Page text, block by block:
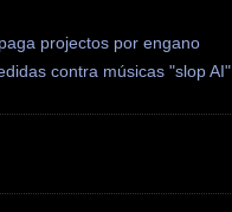
projectos por engano
contra músicas "slop AI"